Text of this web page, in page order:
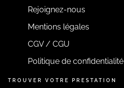
Rejoignez-nous
Mentions légales
CGV / CGU
Politique de confidentialité
TROUVER VOTRE PRESTATION